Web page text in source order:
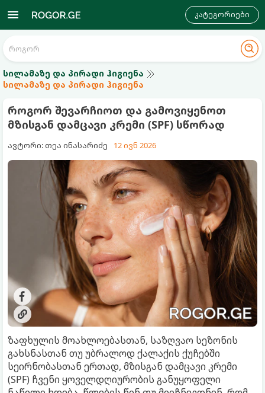
კატეგორიები
სილამაზე და პირადი ჰიგიენა
სილამაზე და პირადი ჰიგიენა
როგორ შევარჩიოთ და გამოვიყენოთ
მზისგან დამცავი კრემი (SPF) სწორად
ავტორი: თეა ინასარიძე 12 ივნ 2026
ზაფხულის მოახლოებასთან, საზღვაო სეზონის
გახსნასთან თუ უბრალოდ ქალაქის ქუჩებში
სეირნობასთან ერთად, მზისგან დამცავი კრემი
(SPF) ჩვენი ყოველდღიურობის განუყოფელი